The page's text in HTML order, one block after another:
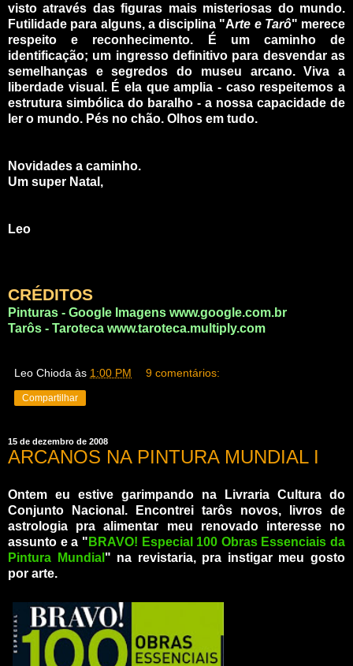
visto através das figuras mais misteriosas do mundo.
Futilidade para alguns, a disciplina "Arte e Tarô" merece
respeito e reconhecimento. É um caminho de
identificação; um ingresso definitivo para desvendar as
semelhanças e segredos do museu arcano. Viva a
liberdade visual. É ela que amplia - caso respeitemos a
estrutura simbólica do baralho - a nossa capacidade de
ler o mundo. Pés no chão. Olhos em tudo.
Novidades a caminho.
Um super Natal,
Leo
CRÉDITOS
Pinturas - Google Imagens www.google.com.br
Tarôs - Taroteca www.taroteca.multiply.com
Leo Chioda às 1:00 PM 9 comentários:
Compartilhar
15 de dezembro de 2008
ARCANOS NA PINTURA MUNDIAL I
Ontem eu estive garimpando na Livraria Cultura do
Conjunto Nacional. Encontrei tarôs novos, livros de
astrologia pra alimentar meu renovado interesse no
assunto e a " BRAVO! Especial 100 Obras Essenciais da
Pintura Mundial " na revistaria, pra instigar meu gosto
por arte.